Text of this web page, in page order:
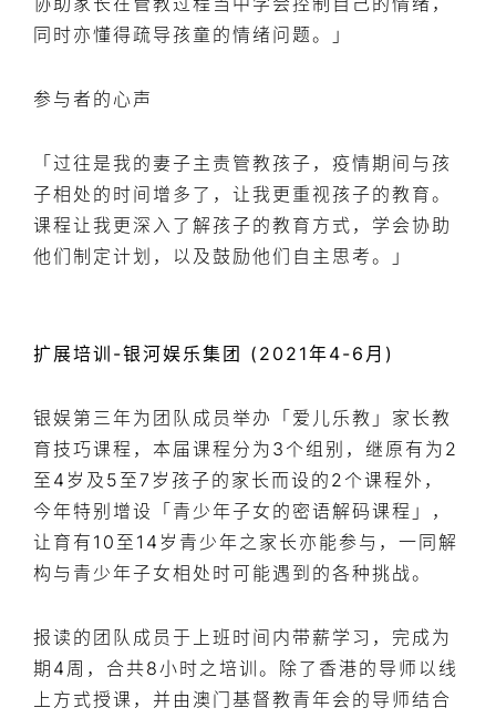
同时亦懂得疏导孩童的情绪问题。」
参与者的心声
「过往是我的妻子主责管教孩子，疫情期间与孩
子相处的时间增多了，让我更重视孩子的教育。
课程让我更深入了解孩子的教育方式，学会协助
他们制定计划，以及鼓励他们自主思考。」
扩展培训-银河娱乐集团 (2021年4-6月)
银娱第三年为团队成员举办「爱儿乐教」家长教
育技巧课程，本届课程分为3个组别，继原有为2
至4岁及5至7岁孩子的家长而设的2个课程外，
今年特别增设「青少年子女的密语解码课程」，
让育有10至14岁青少年之家长亦能参与，一同解
构与青少年子女相处时可能遇到的各种挑战。
报读的团队成员于上班时间内带薪学习，完成为
期4周，合共8小时之培训。除了香港的导师以线
上方式授课，并由澳门基督教青年会的导师结合